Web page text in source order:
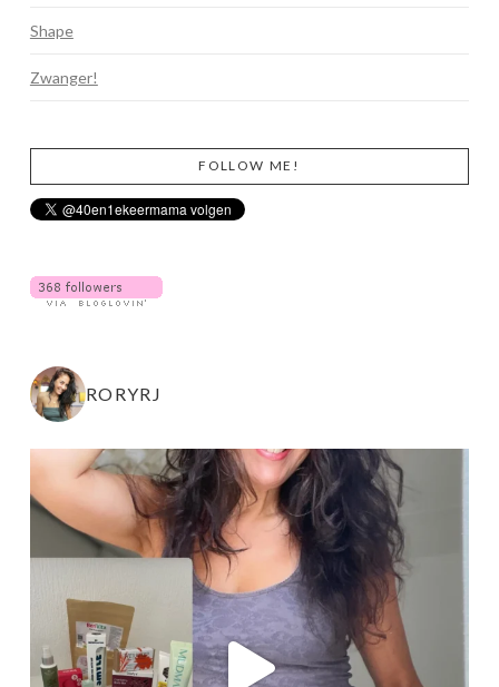
Shape
Zwanger!
FOLLOW ME!
RORYRJ